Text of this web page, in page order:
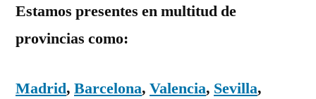
Estamos presentes en multitud de
provincias como:
Madrid, Barcelona, Valencia, Sevilla,